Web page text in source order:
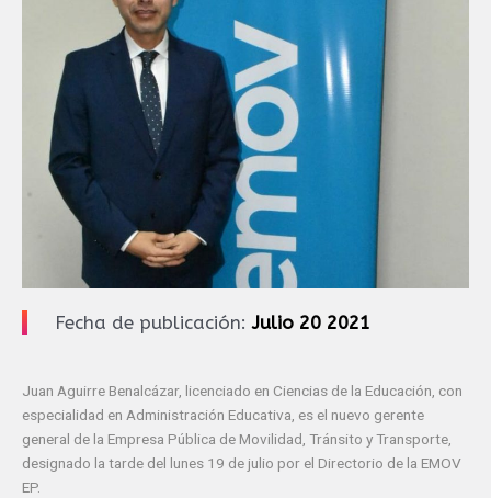
Fecha de publicación:Julio 20 2021
Juan Aguirre Benalcázar, licenciado en Ciencias de la Educación, con
especialidad en Administración Educativa, es el nuevo gerente
general de la Empresa Pública de Movilidad, Tránsito y Transporte,
designado la tarde del lunes 19 de julio por el Directorio de la EMOV
EP.